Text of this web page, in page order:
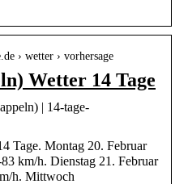
› wetter › vorhersage
Wetter 14 Tage
| 14-tage-
Tage. Montag 20. Februar
km/h. Dienstag 21. Februar
h. Mittwoch